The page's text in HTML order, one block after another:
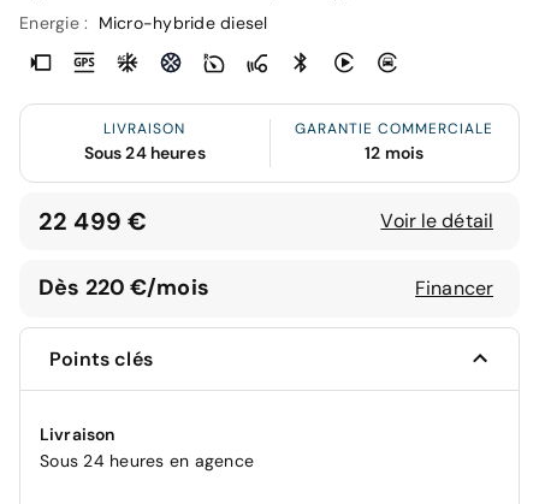
Energie :
Micro-hybride diesel
LIVRAISON
Sous 24 heures
GARANTIE COMMERCIALE
12 mois
22 499 € Voir le détail
Dès 220 €/mois Financer
Points clés
Livraison
Sous 24 heures en agence